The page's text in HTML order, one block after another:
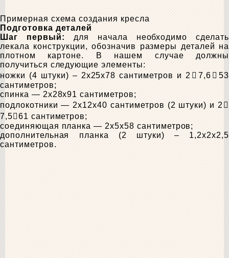
Примерная схема создания кресла
Подготовка деталей
Шаг первый: для начала необходимо сделать
лекала конструкции, обозначив размеры деталей на
плотном картоне. В нашем случае должны
получиться следующие элементы:
ножки (4 штуки) – 2x25x78 сантиметров и 2𬄿7,6𬄿53
сантиметров;
спинка — 2x28x91 сантиметров;
подлокотники — 2x12x40 сантиметров (2 штуки) и 2𬄿
7,5𬄿61 сантиметров;
соединяющая планка — 2x5x58 сантиметров;
дополнительная планка (2 штуки) – 1,2x2x2,5
сантиметров.